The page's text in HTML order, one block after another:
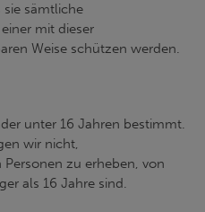
sie sämtliche
mit dieser
Weise schützen werden.
unter 16 Jahren bestimmt.
wir nicht,
zu erheben, von
als 16 Jahre sind.